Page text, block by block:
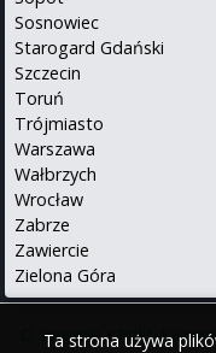
Ta strona używa
Sosnowiec
Starogard Gdański
Szczecin
Toruń
Trójmiasto
Warszawa
Wałbrzych
Wrocław
Zabrze
Zawiercie
Zielona Góra
O serwisie•Polityka